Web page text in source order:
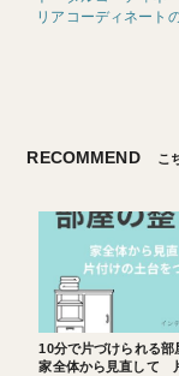
リアコーディネート
RECOMMEND こ
10分で片づけられる部
家全体から見直して